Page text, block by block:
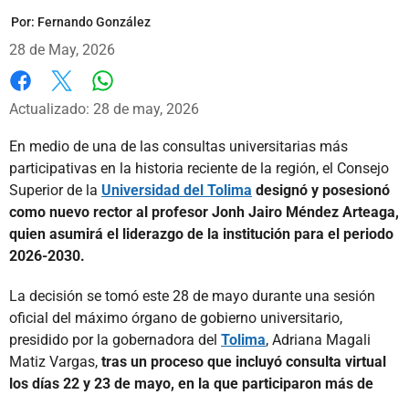
Por: Fernando González
28 de May, 2026
Facebook
X
Actualizado: 28 de may, 2026
En medio de una de las consultas universitarias más
participativas en la historia reciente de la región, el Consejo
Superior de la Universidad del Tolima designó y posesionó
como nuevo rector al profesor Jonh Jairo Méndez Arteaga,
quien asumirá el liderazgo de la institución para el periodo
2026-2030.
La decisión se tomó este 28 de mayo durante una sesión
oficial del máximo órgano de gobierno universitario,
presidido por la gobernadora del Tolima, Adriana Magali
Matiz Vargas, tras un proceso que incluyó consulta virtual
los días 22 y 23 de mayo, en la que participaron más de